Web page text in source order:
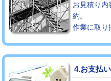
お見積り内
約。
作業に取り
4.お支払い